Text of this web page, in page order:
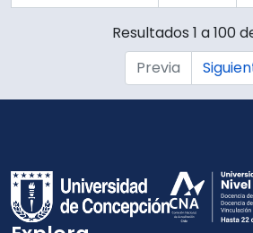
Resultados 1 a 100
Previa